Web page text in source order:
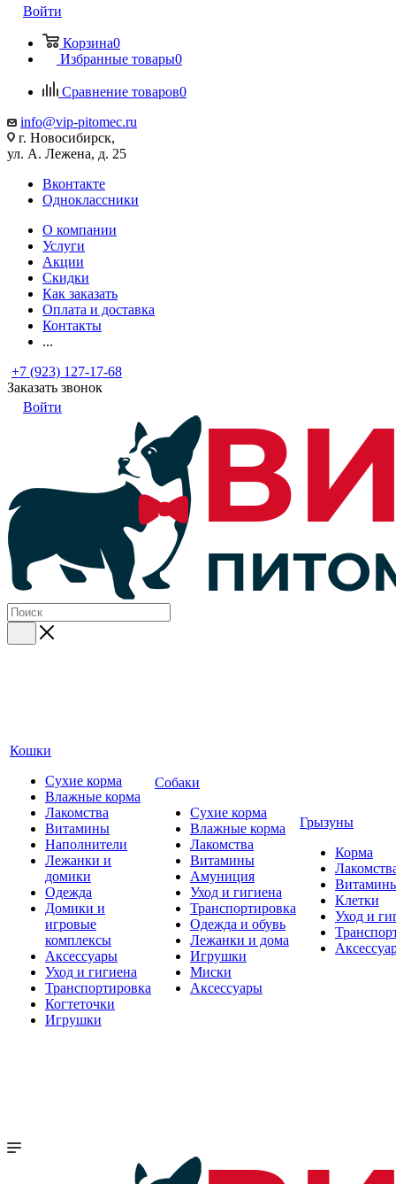
Войти
Корзина0
Избранные товары0
Сравнение товаров0
info@vip-pitomec.ru
г. Новосибирск,
ул. А. Лежена, д. 25
Вконтакте
Одноклассники
О компании
Услуги
Акции
Скидки
Как заказать
Оплата и доставка
Контакты
...
+7 (923) 127-17-68
Заказать звонок
Войти
Кошки
Сухие корма
Влажные корма
Лакомства
Витамины
Наполнители
Лежанки и
домики
Одежда
Домики и
игровые
комплексы
Аксессуары
Уход и гигиена
Транспортировка
Когтеточки
Игрушки
Собаки
Сухие корма
Влажные корма
Лакомства
Витамины
Амуниция
Уход и гигиена
Транспортировка
Одежда и обувь
Лежанки и дома
Игрушки
Миски
Аксессуары
Грызуны
Корма
Клетки
Уход и